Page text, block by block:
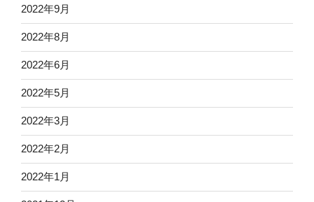
2022年9月
2022年8月
2022年6月
2022年5月
2022年3月
2022年2月
2022年1月